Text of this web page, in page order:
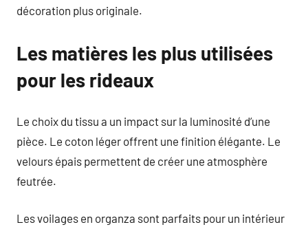
décoration plus originale.
Les matières les plus utilisées
pour les rideaux
Le choix du tissu a un impact sur la luminosité d’une
pièce. Le coton léger offrent une finition élégante. Le
velours épais permettent de créer une atmosphère
feutrée.
Les voilages en organza sont parfaits pour un intérieur